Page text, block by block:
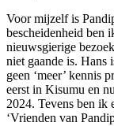
Voor mijzelf is
bescheidenheid ben
nieuwsgierige
niet gaande is. Hans
geen ‘meer’ kennis
eerst in Kisumu en
2024. Tevens ben ik
‘Vrienden van